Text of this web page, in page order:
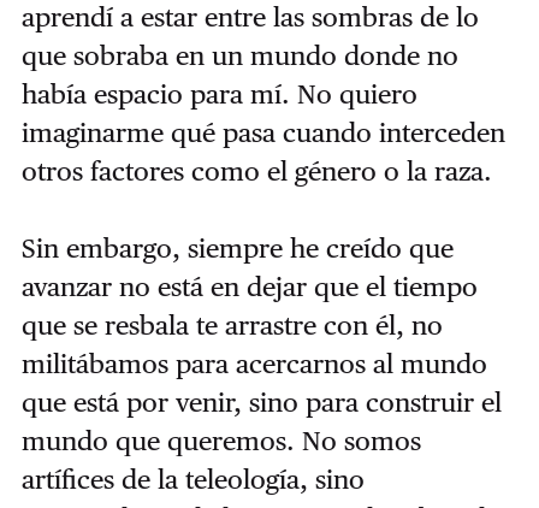
aprendí a estar entre las sombras de lo
que sobraba en un mundo donde no
había espacio para mí. No quiero
imaginarme qué pasa cuando interceden
otros factores como el género o la raza.
Sin embargo, siempre he creído que
avanzar no está en dejar que el tiempo
que se resbala te arrastre con él, no
militábamos para acercarnos al mundo
que está por venir, sino para construir el
mundo que queremos. No somos
artífices de la teleología, sino